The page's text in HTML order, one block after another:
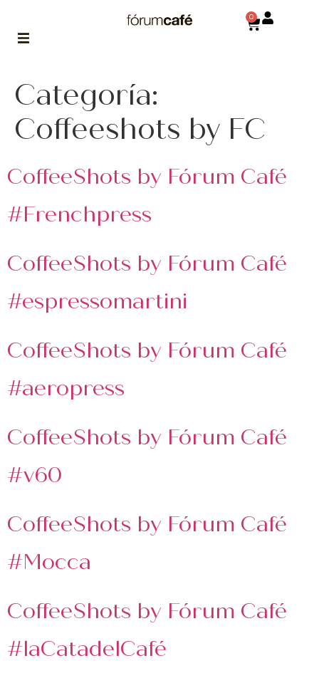
ABOUT
la historia
de fórum
es tu
cualquiera
ASOCIADOS
conoce a nuestros
FORMACIONES
algo nuevo que
enseñarnos
BOLSA DE TRABAJO
¡te imaginas vivir de tu pasión
de ti!
0
Categoría:
Coffeeshots by FC
CoffeeShots by Fórum Café
#Frenchpress
CoffeeShots by Fórum Café
#espressomartini
CoffeeShots by Fórum Café
#aeropress
CoffeeShots by Fórum Café
#v60
CoffeeShots by Fórum Café
#Mocca
CoffeeShots by Fórum Café
#laCatadelCafé